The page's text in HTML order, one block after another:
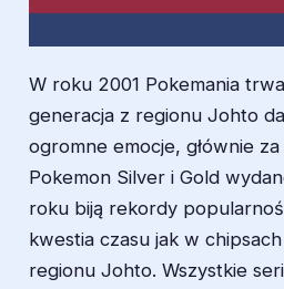
W roku 2001 Pokemania
generacja z regionu Johto
ogromne emocje, głównie
Pokemon Silver i Gold
roku biją rekordy
kwestia czasu jak w
regionu Johto. Wszystkie